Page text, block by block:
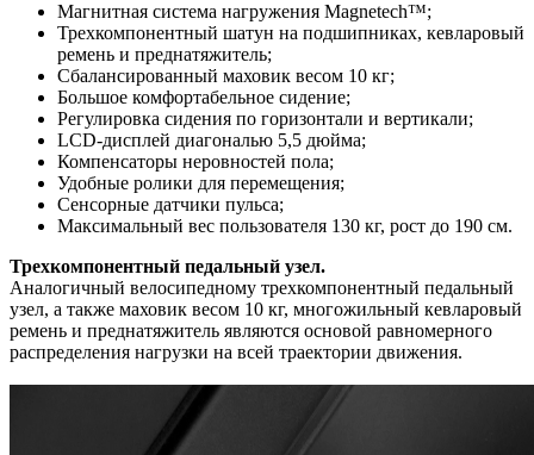
Магнитная система нагружения Magnetech™;
Трехкомпонентный шатун на подшипниках, кевларовый
ремень и преднатяжитель;
Сбалансированный маховик весом 10 кг;
Большое комфортабельное сидение;
Регулировка сидения по горизонтали и вертикали;
LCD-дисплей диагональю 5,5 дюйма;
Компенсаторы неровностей пола;
Удобные ролики для перемещения;
Сенсорные датчики пульса;
Максимальный вес пользователя 130 кг, рост до 190 см.
Трехкомпонентный педальный узел.
Аналогичный велосипедному трехкомпонентный педальный
узел, а также маховик весом 10 кг, многожильный кевларовый
ремень и преднатяжитель являются основой равномерного
распределения нагрузки на всей траектории движения.